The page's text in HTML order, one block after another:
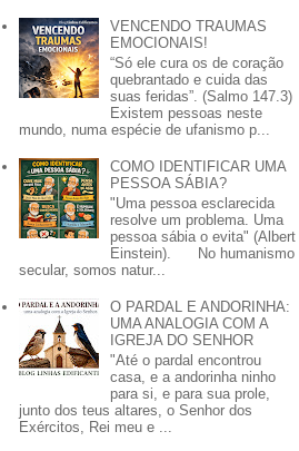
VENCENDO TRAUMAS
EMOCIONAIS!
“Só ele cura os de coração
quebrantado e cuida das
suas feridas”. (Salmo 147.3)
Existem pessoas neste
mundo, numa espécie de ufanismo p...
COMO IDENTIFICAR UMA
PESSOA SÁBIA?
"Uma pessoa esclarecida
resolve um problema. Uma
pessoa sábia o evita" (Albert
Einstein). No humanismo
secular, somos natur...
O PARDAL E ANDORINHA:
UMA ANALOGIA COM A
IGREJA DO SENHOR
"Até o pardal encontrou
casa, e a andorinha ninho
para si, e para sua prole,
junto dos teus altares, o Senhor dos
Exércitos, Rei meu e ...